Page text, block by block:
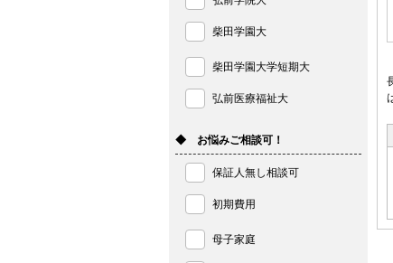
柴田学園大
柴田学園大学短期大
弘前医療福祉大
◆ お悩みご相談可！
保証人無し相談可
初期費用
母子家庭